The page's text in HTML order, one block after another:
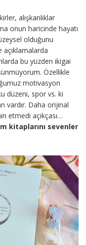
alışkanlıklar
onun haricinde hayatı
olduğunu
bu yüzden ikigai
Özellikle
motivasyon
düzeni, spor vs. ki
vardır. Daha orijinal
etmedi açıkçası…
kitaplarını sevenler